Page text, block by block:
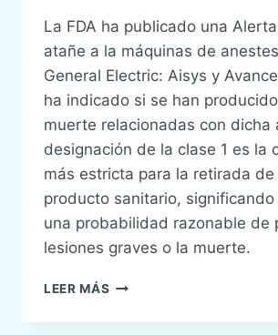
La FDA ha publicado una
atañe a la máquinas de
General Electric: Aisys y
ha indicado si se han
muerte relacionadas con dicha
designación de la clase 1 es la
más estricta para la retirada de
producto sanitario,
una probabilidad razonable de
lesiones graves o la muerte.
LEER MÁS ALERTA
LA